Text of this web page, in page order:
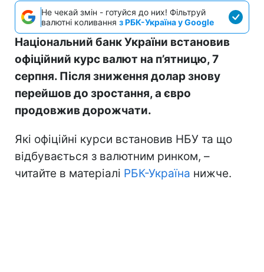
Не чекай змін - готуйся до них! Фільтруй
валютні коливання з РБК-Україна у Google
Національний банк України встановив
офіційний курс валют на п’ятницю, 7
серпня. Після зниження долар знову
перейшов до зростання, а євро
продовжив дорожчати.
Які офіційні курси встановив НБУ та що
відбувається з валютним ринком, –
читайте в матеріалі РБК-Україна нижче.